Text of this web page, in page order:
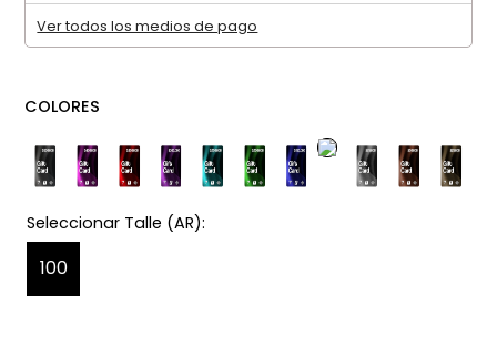
Ver todos los medios de pago
COLORES
100